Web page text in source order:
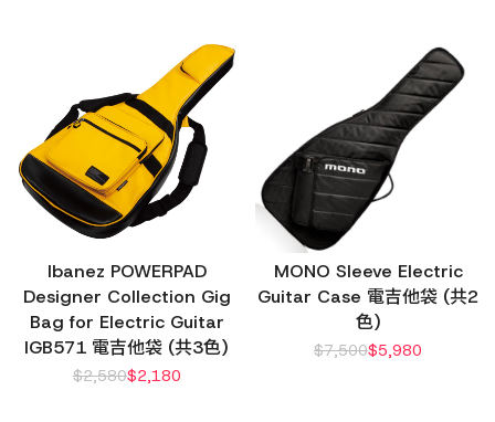
Ibanez POWERPAD
Designer Collection Gig
Bag for Electric Guitar
IGB571 電吉他袋 (共3色)
$2,580$2,180
MONO Sleeve Electric
Guitar Case 電吉他袋 (共2
色)
$7,500$5,980